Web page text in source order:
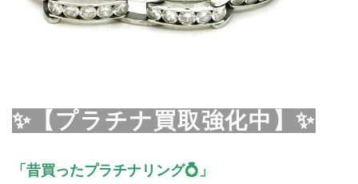
✨【プラチナ買取強化中】✨
「昔買ったプラチナリング💍」